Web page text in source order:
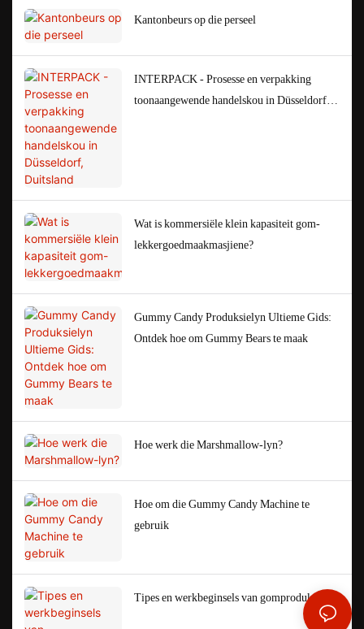
Kantonbeurs op die perseel
INTERPACK - Prosesse en verpakking
toonaangewende handelskou in Düsseldorf,
Wat is kommersiële klein kapasiteit gom-
lekkergoedmaakmasjiene?
Gummy Candy Produksielyn Ultieme Gids:
Ontdek hoe om Gummy Bears te maak
Hoe werk die Marshmallow-lyn?
Hoe om die Gummy Candy Machine te
gebruik
Tipes en werkbeginsels van gomproduksielyn